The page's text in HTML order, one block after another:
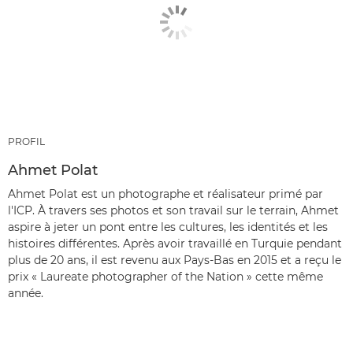
PROFIL
Ahmet Polat
Ahmet Polat est un photographe et réalisateur primé par
l'ICP. À travers ses photos et son travail sur le terrain, Ahmet
aspire à jeter un pont entre les cultures, les identités et les
histoires différentes. Après avoir travaillé en Turquie pendant
plus de 20 ans, il est revenu aux Pays-Bas en 2015 et a reçu le
prix « Laureate photographer of the Nation » cette même
année.